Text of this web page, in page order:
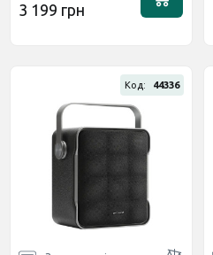
3 199 грн
Код: 44336